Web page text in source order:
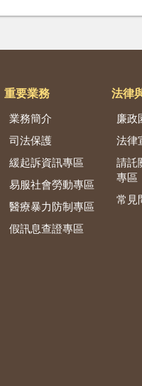
重要業務
業務簡介
司法保護
緩起訴資訊專區
易服社會勞動專區
醫療暴力防制專區
假訊息查證專區
法律
廉政
法律
請託
專區
常見